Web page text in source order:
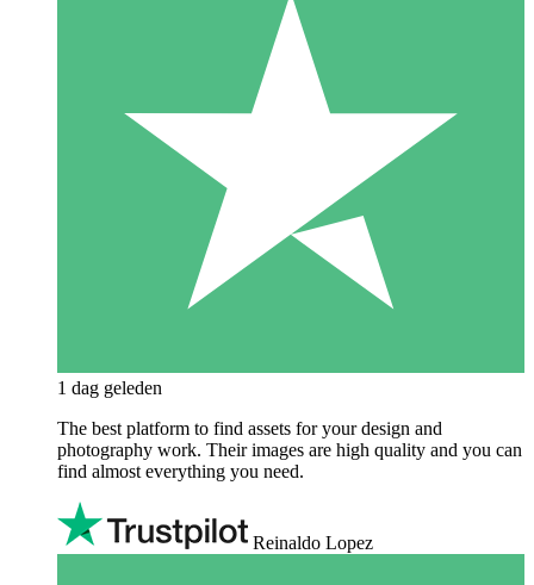
1 dag geleden
The best platform to find assets for your design and
photography work. Their images are high quality and you can
find almost everything you need.
Reinaldo Lopez